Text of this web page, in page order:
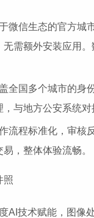
信生态的官方城
需额外安装应用
国多个城市的身
与地方公安系统对
程标准化，审核
，整体体验流畅。
照
技术赋能，图像处